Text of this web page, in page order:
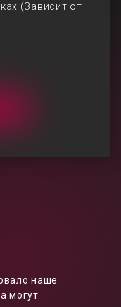
(Зависит от
наше
могут